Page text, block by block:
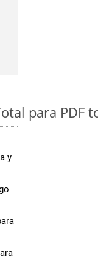
para PDF
y